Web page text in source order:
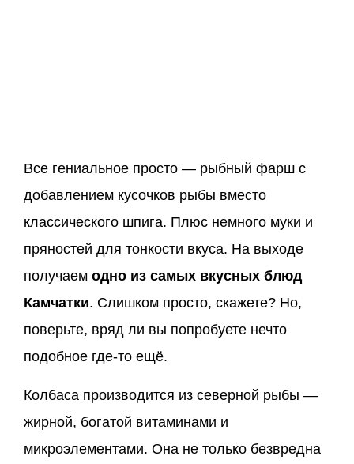
Все гениальное просто — рыбный фарш с
добавлением кусочков рыбы вместо
классического шпига. Плюс немного муки и
пряностей для тонкости вкуса. На выходе
получаем одно из самых вкусных блюд
Камчатки. Слишком просто, скажете? Но,
поверьте, вряд ли вы попробуете нечто
подобное где-то ещё.
Колбаса производится из северной рыбы —
жирной, богатой витаминами и
микроэлементами. Она не только безвредна